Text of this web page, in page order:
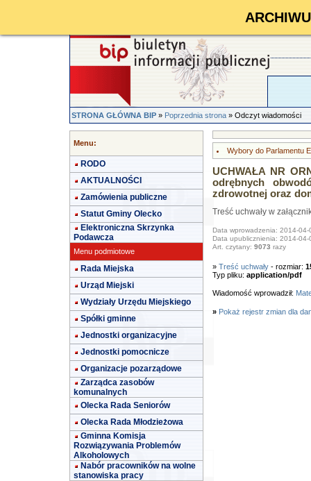
STRONA GŁÓWNA BIP»Poprzednia strona» Odczyt wiadomości
Menu:
RODO
AKTUALNOŚCI
Zamówienia publiczne
Statut Gminy Olecko
Elektroniczna Skrzynka
Podawcza
Menu podmiotowe
Rada Miejska
Urząd Miejski
Wydziały Urzędu Miejskiego
Spółki gminne
Jednostki organizacyjne
Jednostki pomocnicze
Organizacje pozarządowe
Zarządca zasobów
komunalnych
Olecka Rada Seniorów
Olecka Rada Młodzieżowa
Gminna Komisja
Rozwiązywania Problemów
Alkoholowych
Nabór pracowników na wolne
stanowiska pracy
Wybory do Parlamentu
UCHWAŁA NR
odrębnych
zdrowotnej oraz
Treść uchwały w
Data wprowadzenia: 2014-04-
Data upublicznienia: 2014-04-
Art. czytany: 9073 razy
» Treść uchwały- rozmiar:
Typ pliku: application/pdf
Wiadomość wprowadził:
» Pokaż rejestr zmian dla